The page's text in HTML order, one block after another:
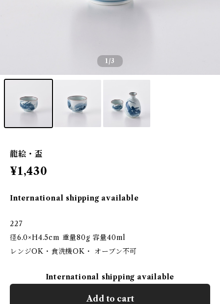
1/3
龍絵・盃
¥1,430
International shipping available
227
径6.0×H4.5cm 重量80g 容量40ml
レンジOK・食洗機OK・ オーブン不可
International shipping available
Add to cart